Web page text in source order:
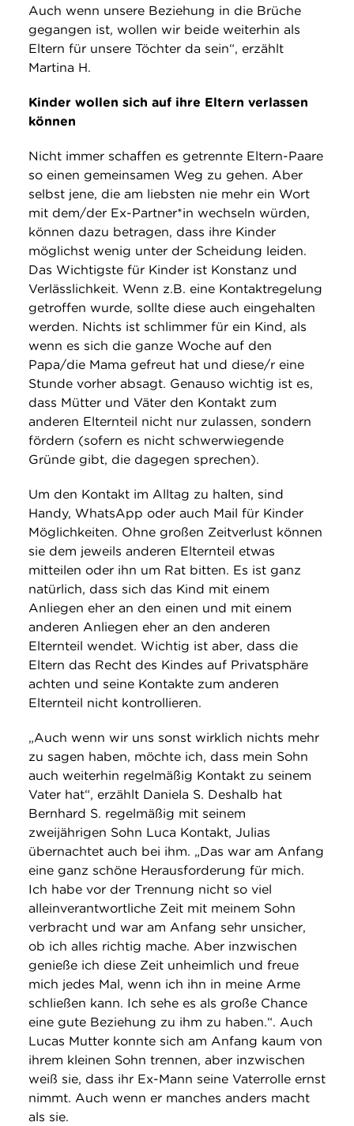
Auch wenn unsere Beziehung in die Brüche
gegangen ist, wollen wir beide weiterhin als
Eltern für unsere Töchter da sein“, erzählt
Martina H.
Kinder wollen sich auf ihre Eltern verlassen
können
Nicht immer schaffen es getrennte Eltern-Paare
so einen gemeinsamen Weg zu gehen. Aber
selbst jene, die am liebsten nie mehr ein Wort
mit dem/der Ex-Partner*in wechseln würden,
können dazu betragen, dass ihre Kinder
möglichst wenig unter der Scheidung leiden.
Das Wichtigste für Kinder ist Konstanz und
Verlässlichkeit. Wenn z.B. eine Kontaktregelung
getroffen wurde, sollte diese auch eingehalten
werden. Nichts ist schlimmer für ein Kind, als
wenn es sich die ganze Woche auf den
Papa/die Mama gefreut hat und diese/r eine
Stunde vorher absagt. Genauso wichtig ist es,
dass Mütter und Väter den Kontakt zum
anderen Elternteil nicht nur zulassen, sondern
fördern (sofern es nicht schwerwiegende
Gründe gibt, die dagegen sprechen).
Um den Kontakt im Alltag zu halten, sind
Handy, WhatsApp oder auch Mail für Kinder
Möglichkeiten. Ohne großen Zeitverlust können
sie dem jeweils anderen Elternteil etwas
mitteilen oder ihn um Rat bitten. Es ist ganz
natürlich, dass sich das Kind mit einem
Anliegen eher an den einen und mit einem
anderen Anliegen eher an den anderen
Elternteil wendet. Wichtig ist aber, dass die
Eltern das Recht des Kindes auf Privatsphäre
achten und seine Kontakte zum anderen
Elternteil nicht kontrollieren.
„Auch wenn wir uns sonst wirklich nichts mehr
zu sagen haben, möchte ich, dass mein Sohn
auch weiterhin regelmäßig Kontakt zu seinem
Vater hat“, erzählt Daniela S. Deshalb hat
Bernhard S. regelmäßig mit seinem
zweijährigen Sohn Luca Kontakt, Julias
übernachtet auch bei ihm. „Das war am Anfang
eine ganz schöne Herausforderung für mich.
Ich habe vor der Trennung nicht so viel
alleinverantwortliche Zeit mit meinem Sohn
verbracht und war am Anfang sehr unsicher,
ob ich alles richtig mache. Aber inzwischen
genieße ich diese Zeit unheimlich und freue
mich jedes Mal, wenn ich ihn in meine Arme
schließen kann. Ich sehe es als große Chance
eine gute Beziehung zu ihm zu haben.“. Auch
Lucas Mutter konnte sich am Anfang kaum von
ihrem kleinen Sohn trennen, aber inzwischen
weiß sie, dass ihr Ex-Mann seine Vaterrolle ernst
nimmt. Auch wenn er manches anders macht
als sie.